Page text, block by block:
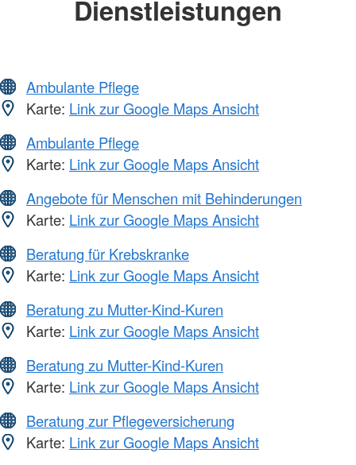
Dienstleistungen
Ambulante Pflege
Karte: Link zur Google Maps Ansicht
Ambulante Pflege
Karte: Link zur Google Maps Ansicht
Angebote für Menschen mit Behinderungen
Karte: Link zur Google Maps Ansicht
Beratung für Krebskranke
Karte: Link zur Google Maps Ansicht
Beratung zu Mutter-Kind-Kuren
Karte: Link zur Google Maps Ansicht
Beratung zu Mutter-Kind-Kuren
Karte: Link zur Google Maps Ansicht
Beratung zur Pflegeversicherung
Karte: Link zur Google Maps Ansicht